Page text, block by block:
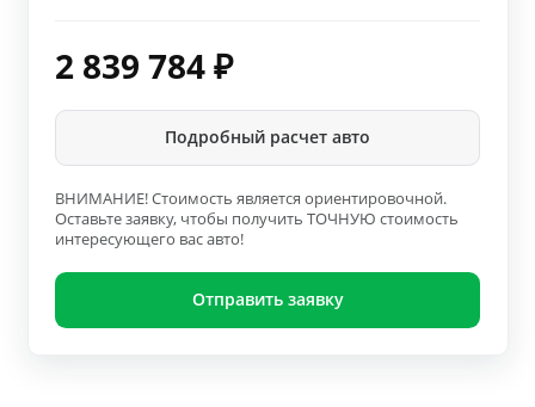
2 839 784₽
Подробный расчет авто
ВНИМАНИЕ! Стоимость является ориентировочной.
Оставьте заявку, чтобы получить ТОЧНУЮ стоимость
интересующего вас авто!
Отправить заявку